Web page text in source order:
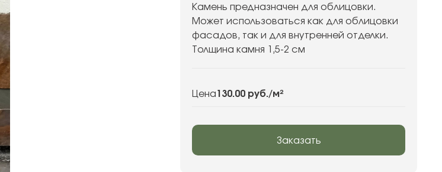
Камень предназначен для облицовки.
Может использоваться как для облицовки
фасадов, так и для внутренней отделки.
Толщина камня 1,5-2 см
Цена130.00 руб./м²
Заказать